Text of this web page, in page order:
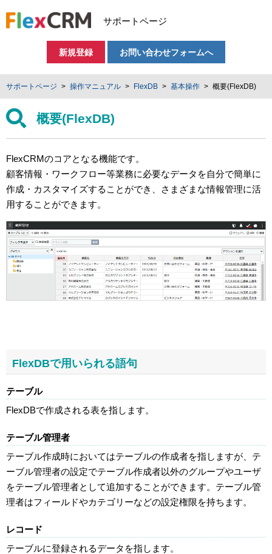
サポートページ
新規登録 お問い合わせフォームへ
サポートページ 操作マニュアル FlexDB 基本操作 概要(FlexDB)
概要(FlexDB)
FlexCRMのコアとなる機能です。
顧客情報・ワークフロー等業務に必要なデータを自分で簡単に
作成・カスタマイズすることができ、さまざまな情報管理に活
用することができます。
FlexDBで用いられる語句
テーブル
FlexDBで作成される表を指します。
テーブル管理者
テーブル作成時においてはテーブルの作成者を指しますが、テ
ーブル管理者の設定でテーブル作成者以外のグループやユーザ
をテーブル管理者として追加することができます。テーブル管
理者はフィールドやカテゴリーなどの設定権限を持ちます。
レコード
テーブルに登録されるデータを指します。